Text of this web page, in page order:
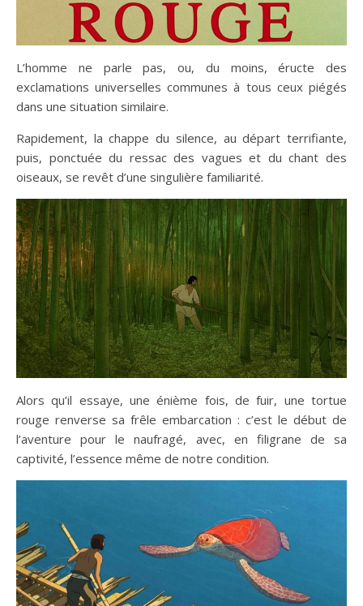
L’homme ne parle pas, ou, du moins, éructe des
exclamations universelles communes à tous ceux piégés
dans une situation similaire.
Rapidement, la chappe du silence, au départ terrifiante,
puis, ponctuée du ressac des vagues et du chant des
oiseaux, se revêt d’une singulière familiarité.
Alors qu’il essaye, une énième fois, de fuir, une tortue
rouge renverse sa frêle embarcation : c’est le début de
l’aventure pour le naufragé, avec, en filigrane de sa
captivité, l’essence même de notre condition.